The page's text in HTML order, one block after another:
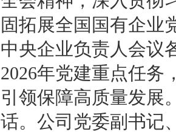
固拓展全国国有企业
中央企业负责人会议
2026年党建重点任务
引领保障高质量发展
话。公司党委副书记